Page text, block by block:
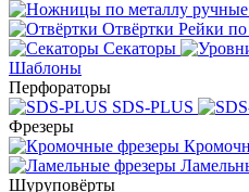
Отвёртки Рейки по
Секаторы
Шаблоны
Перфораторы
SDS-PLUS
Фрезеры
Шуруповёрты